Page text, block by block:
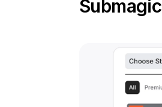
Submagic